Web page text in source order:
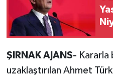
ŞIRNAK AJANS-
uzaklaştırılan Ahmet